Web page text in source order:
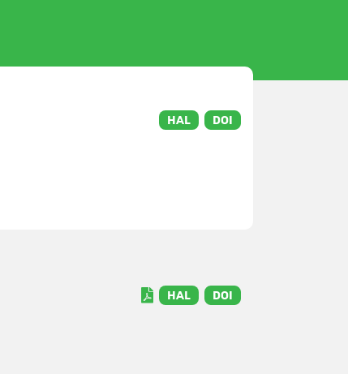
HAL DOI
HAL DOI